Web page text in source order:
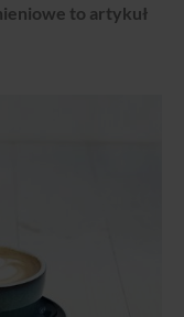
to artykuł